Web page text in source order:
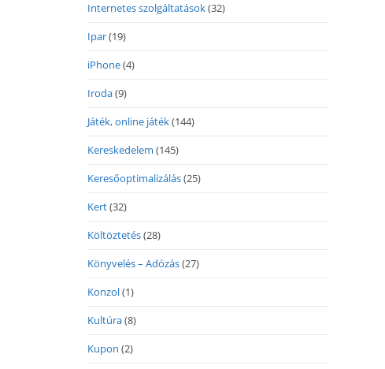
Internetes szolgáltatások(32)
Ipar(19)
iPhone(4)
Iroda(9)
Játék, online játék(144)
Kereskedelem (145)
Keresőoptimalizálás(25)
Kert(32)
Költöztetés(28)
Könyvelés – Adózás(27)
Konzol(1)
Kultúra(8)
Kupon (2)